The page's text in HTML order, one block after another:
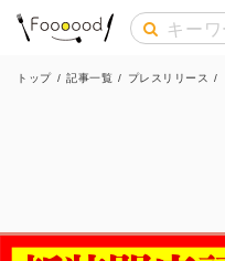
トップ / 記事一覧 / プレスリリース /